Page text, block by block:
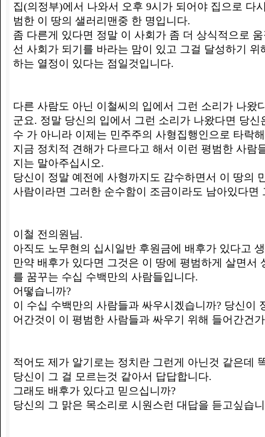
집(의정부)에서 나와서 오후 9시가 되어야 집으로 다
범한 이 땅의 샐러리맨중 한 명입니다.
좀 다른게 있다면 정말 이 사회가 좀 더 상식적으로
선 사회가 되기를 바라는 맘이 있고 그걸 달성하기 위
하는 열정이 있다는 점일것입니다.
다른 사람도 아닌 이철씨의 입에서 그런 소리가 나왔
군요. 정말 당신의 입에서 그런 소리가 나왔다면 당신
수 가 아니라 이제는 민주주의 사형집행인으로 타락
지금 정치적 견해가 다르다고 해서 이런 평범한 사람
지는 말아주십시오.
당신이 정말 예전에 사형까지도 감수하면서 이 땅의
사람이라면 그러한 순수함이 조금이라도 남아있다면
이철 전의원님.
아직도 노무현의 십시일반 후원금에 배후가 있다고
만약 배후가 있다면 그것은 이 땅에 평범하게 살면서
를 꿈꾸는 수십 수백만의 사람들입니다.
어떻습니까?
이 수십 수백만의 사람들과 싸우시겠습니까? 당신이
어간것이 이 평범한 사람들과 싸우기 위해 들어간건
적어도 제가 알기로는 정치란 그런게 아닌것 같은데
당신이 그 걸 모르는것 같아서 답답합니다.
그래도 배후가 있다고 믿으십니까?
당신의 그 맑은 목소리로 시원스런 대답을 듣고싶습